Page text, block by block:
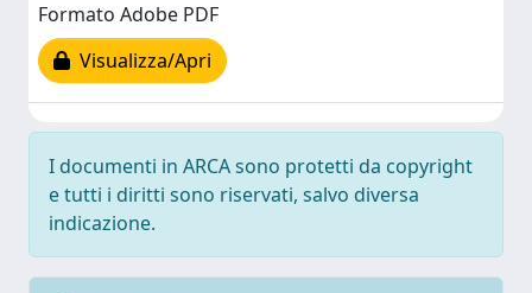
Formato Adobe PDF
Visualizza/Apri
I documenti in ARCA sono protetti da copyright
e tutti i diritti sono riservati, salvo diversa
indicazione.